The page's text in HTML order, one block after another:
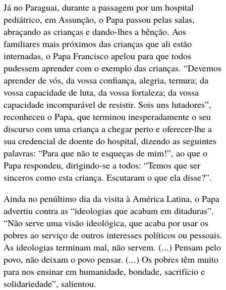
Já no Paraguai, durante a passagem por um hospital
pediátrico, em Assunção, o Papa passou pelas salas,
abraçando as crianças e dando-lhes a bênção. Aos
familiares mais próximos das crianças que ali estão
internadas, o Papa Francisco apelou para que todos
pudessem aprender com o exemplo das crianças. “Devemos
aprender de vós, da vossa confiança, alegria, ternura; da
vossa capacidade de luta, da vossa fortaleza; da vossa
capacidade incomparável de resistir. Sois uns lutadores”,
reconheceu o Papa, que terminou inesperadamente o seu
discurso com uma criança a chegar perto e oferecer-lhe a
sua credencial de doente do hospital, dizendo as seguintes
palavras: “Para que não te esqueças de mim!”, ao que o
Papa respondeu, dirigindo-se a todos: “Temos que ser
sinceros como esta criança. Escutaram o que ela disse?”.
Ainda no penúltimo dia da visita à América Latina, o Papa
advertiu contra as “ideologias que acabam em ditaduras”.
“Não serve uma visão ideológica, que acaba por usar os
pobres ao serviço de outros interesses políticos ou pessoais.
As ideologias terminam mal, não servem. (...) Pensam pelo
povo, não deixam o povo pensar. (...) Os pobres têm muito
para nos ensinar em humanidade, bondade, sacrifício e
solidariedade”, salientou.